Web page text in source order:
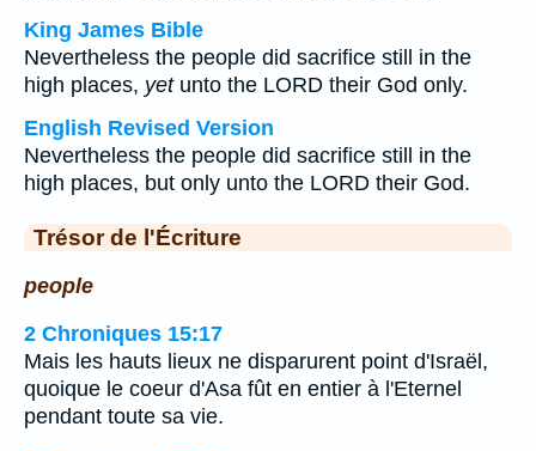
King James Bible
Nevertheless the people did sacrifice still in the
high places, yetunto the LORD their God only.
English Revised Version
Nevertheless the people did sacrifice still in the
high places, but only unto the LORD their God.
Trésor de l'Écriture
people
2 Chroniques 15:17
Mais les hauts lieux ne disparurent point d'Israël,
quoique le coeur d'Asa fût en entier à l'Eternel
pendant toute sa vie.